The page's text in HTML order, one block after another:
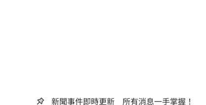
新聞事件即時更新 所有消息一手掌握！